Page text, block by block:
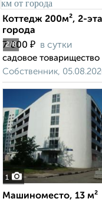
2/8
Коттедж 200м², 2-
города
7 000 ₽ в сутки
садовое
Собственник,
1
Машиноместо, 13 м²